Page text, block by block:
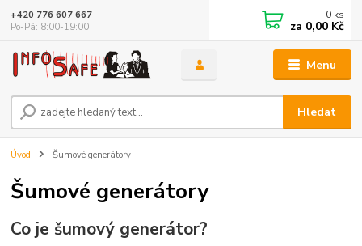
Menu
Hledat
+420 776 607 667
Po-Pá: 8:00-19:00
0 ks
za 0,00 Kč
Úvod Šumové generátory
Šumové generátory
Co je šumový generátor?